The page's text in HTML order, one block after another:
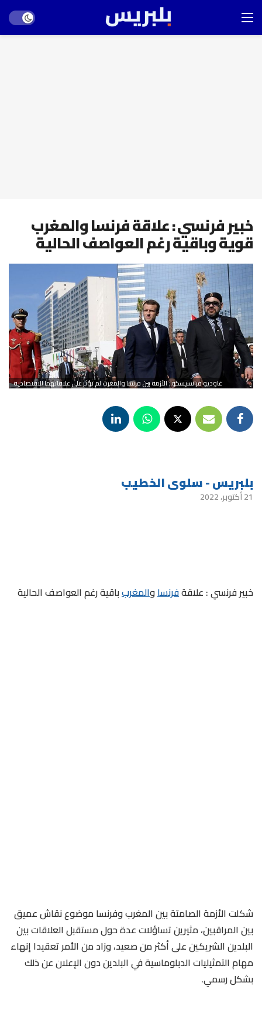
mode
خبير فرنسي : علاقة فرنسا والمغرب
قوية وباقية رغم العواصف الحالية
غاوديو فرانسيسكو : الأزمة بين فرنسا والمغرب لم تؤثر على علاقاتهما الاقتصادية
بلبريس - سلوى الخطيب
21 أكتوبر، 2022
خبير فرنسي : علاقةفرنساوالمغربباقية رغم العواصف الحالية
شكلت الأزمة الصامتة بين المغرب وفرنسا موضوع نقاش عميق
بين المراقبين، مثيرين تساؤلات عدة حول مستقبل العلاقات بين
البلدين الشريكين على أكثر من صعيد، وزاد من الأمر تعقيدا إنهاء
مهام التمثيليات الدبلوماسية في البلدين دون الإعلان عن ذلك
بشكل رسمي.